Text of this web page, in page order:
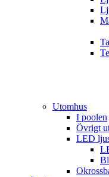
Utomhus
I poolen
Övrigt
LED